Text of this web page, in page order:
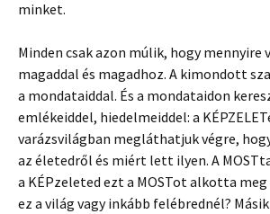
minket.
Minden csak azon múlik, hogy mennyire
magaddal és magadhoz. A kimondott
a mondataiddal. És a mondataidon
emlékeiddel, hiedelmeiddel: a
varázsvilágban megláthatjuk végre,
az életedről és miért lett ilyen. A
a KÉPzeleted ezt a MOSTot alkotta
ez a világ vagy inkább felébrednél?